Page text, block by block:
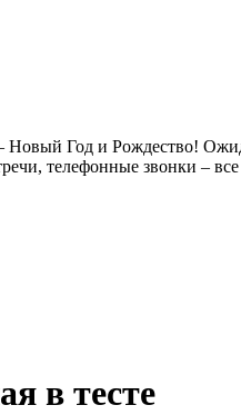
Год и Рождество!
телефонные звонки –
в тесте